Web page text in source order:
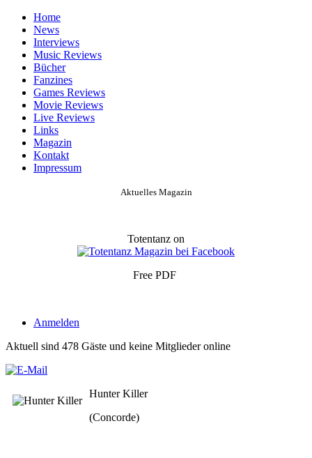
Home
News
Interviews
Music Reviews
Bücher
Fanzines
Games Reviews
Movie Reviews
Live Reviews
Links
Magazin
Kontakt
Impressum
Aktuelles Magazin
Totentanz on
Free PDF
Anmelden
Aktuell sind 478 Gäste und keine Mitglieder online
Hunter Killer
(Concorde)